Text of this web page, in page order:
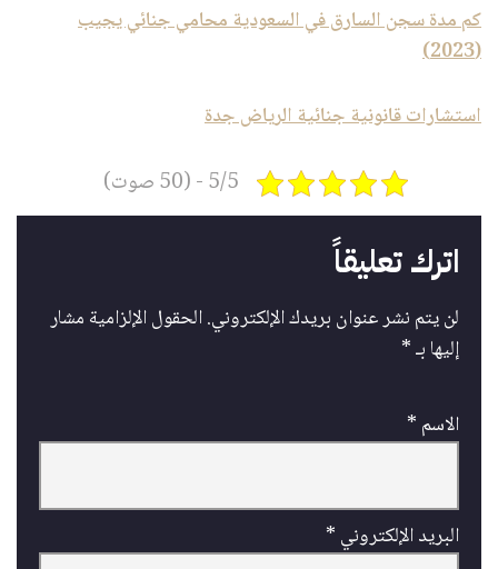
كم مدة سجن السارق في السعودية محامي جنائي يجيب
(2023)
استشارات قانونية جنائية الرياض جدة
5/5 - (50 صوت)
اترك تعليقاً
لن يتم نشر عنوان بريدك الإلكتروني.الحقول الإلزامية مشار
إليها بـ*
الاسم *
البريد الإلكتروني *